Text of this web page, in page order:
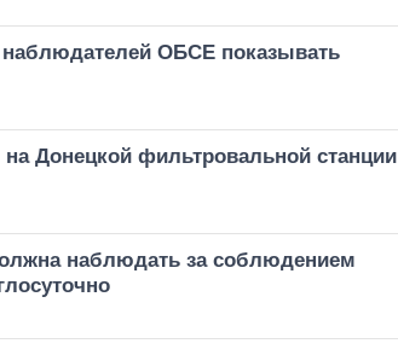
наблюдателей ОБСЕ показывать
Донецкой фильтровальной станции
наблюдать за соблюдением